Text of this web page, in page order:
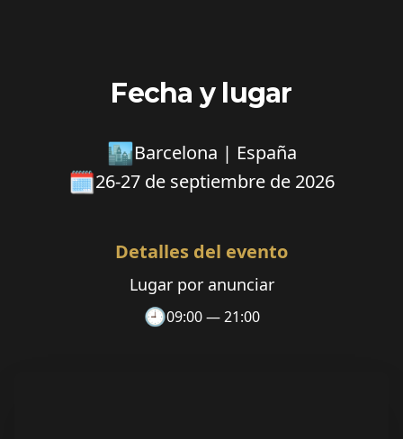
Fecha y lugar
🏙️Barcelona | España
🗓️26-27 de septiembre de 2026
Detalles del evento
Lugar por anunciar
🕘09:00 — 21:00